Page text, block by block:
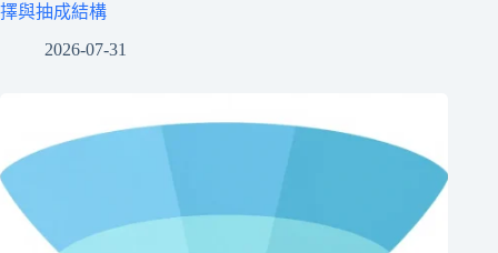
擇與抽成結構
2026-07-31